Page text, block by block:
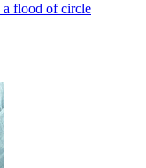
a flood of circle